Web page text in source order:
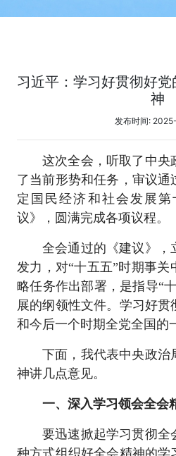
习近平：学习好贯彻好
神
发布时间:
这次全会，听取了中央
了当前形势和任务，审议通
定国民经济和社会发展
议》，圆满完成各项议程。
全会通过的《建议》，
发力，对“十五五”时期事
略任务作出部署，是指导“
展的纲领性文件。学习好
和今后一个时期全党全国的
下面，我代表中央政治
神讲几点意见。
一、深入学习领会全会
要迅速掀起学习贯彻全
种方式组织好全会精神的学